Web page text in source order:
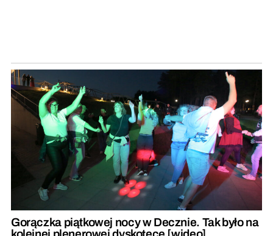
Gorączka piątkowej nocy w Decznie. Tak było na